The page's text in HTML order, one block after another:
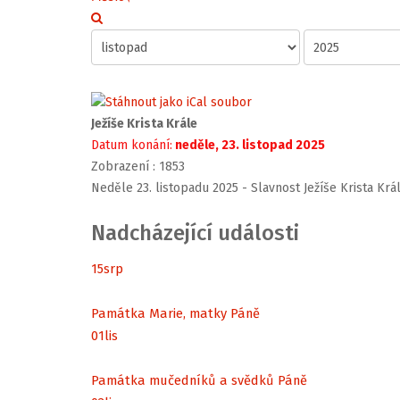
Ježíše Krista Krále
Datum konání: neděle, 23. listopad 2025
Zobrazení : 1853
Neděle 23. listopadu 2025 - Slavnost Ježíše Krista
Nadcházející události
15srp
Památka Marie, matky Páně
01lis
Památka mučedníků a svědků Páně